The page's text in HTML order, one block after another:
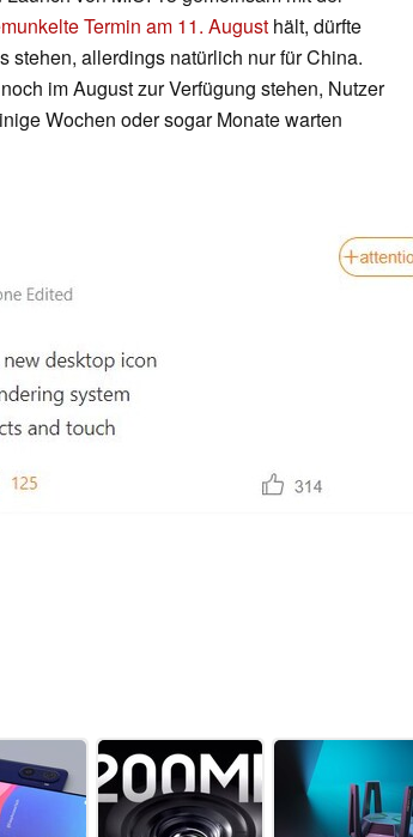
Termin am 11. August hält, dürfte
stehen, allerdings natürlich nur für China.
im August zur Verfügung stehen, Nutzer
Wochen oder sogar Monate warten